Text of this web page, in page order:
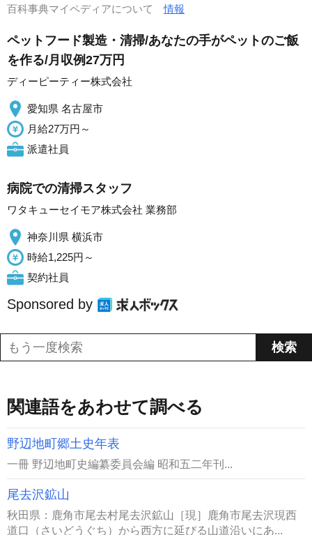
百科事典マイペディアについて情報
ペットフード製造・清掃/あなたの手がペットのご飯
を作る/月収例27万円
ディーピーティー株式会社
愛知県 名古屋市
月給27万円～
派遣社員
病院での清掃スタッフ
ワタキューセイモア株式会社 業務部
神奈川県 横浜市
時給1,225円～
契約社員
Sponsored by
関連語をあわせて調べる
野辺地町郷土史年表
一冊 野辺地町史編纂委員会編 昭和五二年刊...
尾去沢鉱山
秋田県：鹿角市尾去村尾去沢鉱山［現］鹿角市尾去沢現西
道口（さいどうぐち）から西方に延びる山道沿いにあ...